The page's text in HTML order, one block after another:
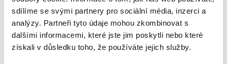
sdílíme se svými partnery pro sociální média, inzerci a
analýzy. Partneři tyto údaje mohou zkombinovat s
dalšími informacemi, které jste jim poskytli nebo které
získali v důsledku toho, že používáte jejich služby.
pochopitelně též soudci, státní zástupci,
patentoví zástupci či daňoví poradci, jsou
právními profesionály. Pro výkon těchto
právnických profesí jsou stanoveny
specifické předpoklady, ať je to již